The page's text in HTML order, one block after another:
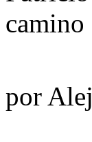
camino
por